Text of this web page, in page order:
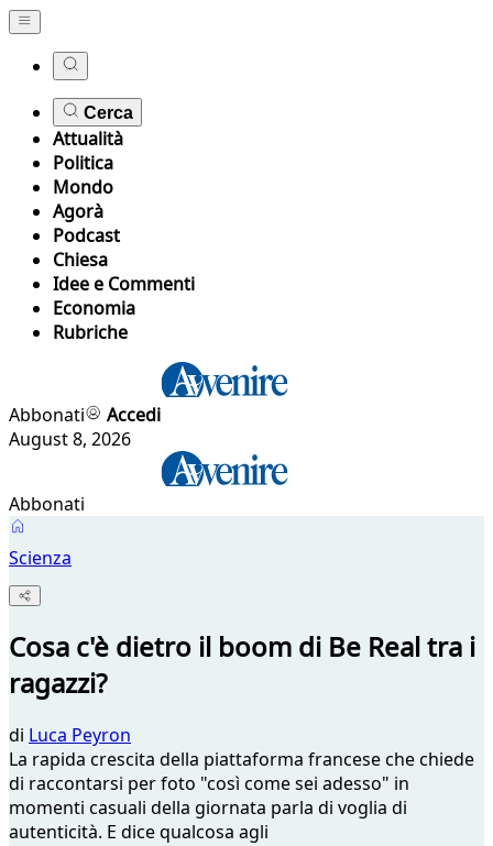
Cerca
Attualità
Politica
Mondo
Agorà
Podcast
Chiesa
Idee e Commenti
Economia
Rubriche
Abbonati
Accedi
August 8, 2026
Abbonati
Scienza
Cosa c'è dietro il boom di Be Real tra i
ragazzi?
di Luca Peyron
La rapida crescita della piattaforma francese che chiede
di raccontarsi per foto "così come sei adesso" in
momenti casuali della giornata parla di voglia di
autenticità. E dice qualcosa agli